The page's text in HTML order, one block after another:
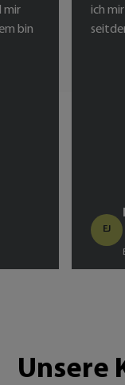
ich
EJ
mir
bin
Unsere